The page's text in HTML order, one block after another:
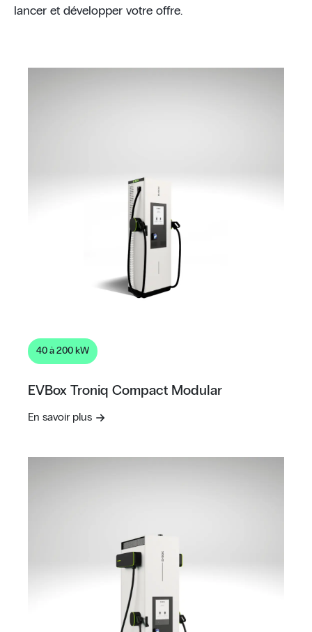
lancer et développer votre offre.
40 à 200 kW
EVBox Troniq Compact Modular
En savoir plus